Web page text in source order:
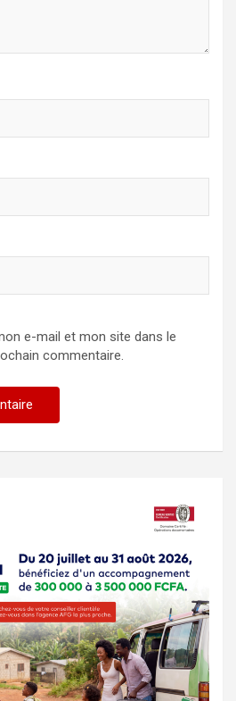
e-mail et mon site dans le
commentaire.